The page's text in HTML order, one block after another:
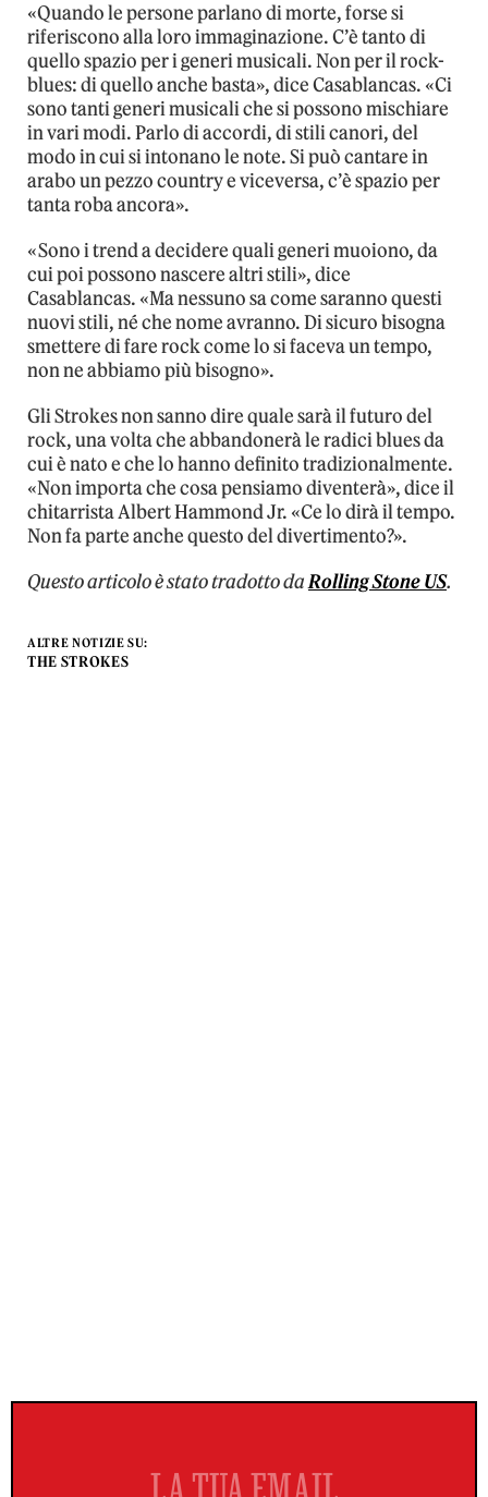
«Quando le persone parlano di morte, forse si
riferiscono alla loro immaginazione. C’è tanto di
quello spazio per i generi musicali. Non per il rock-
blues: di quello anche basta», dice Casablancas. «Ci
sono tanti generi musicali che si possono mischiare
in vari modi. Parlo di accordi, di stili canori, del
modo in cui si intonano le note. Si può cantare in
arabo un pezzo country e viceversa, c’è spazio per
tanta roba ancora».
«Sono i trend a decidere quali generi muoiono, da
cui poi possono nascere altri stili», dice
Casablancas. «Ma nessuno sa come saranno questi
nuovi stili, né che nome avranno. Di sicuro bisogna
smettere di fare rock come lo si faceva un tempo,
non ne abbiamo più bisogno».
Gli Strokes non sanno dire quale sarà il futuro del
rock, una volta che abbandonerà le radici blues da
cui è nato e che lo hanno definito tradizionalmente.
«Non importa che cosa pensiamo diventerà», dice il
chitarrista Albert Hammond Jr. «Ce lo dirà il tempo.
Non fa parte anche questo del divertimento?».
Questo articolo è stato tradotto daRolling Stone US.
ALTRE NOTIZIE SU:
THE STROKES